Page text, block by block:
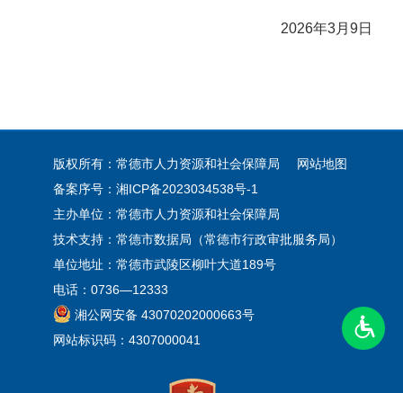
2026年3月9日
版权所有：常德市人力资源和社会保障局
网站地图
备案序号： 湘ICP备2023034538号-1
主办单位：常德市人力资源和社会保障局
技术支持：常德市数据局（常德市行政审批服务局）
单位地址：常德市武陵区柳叶大道189号
电话：0736—12333
湘公网安备 43070202000663号
网站标识码：4307000041